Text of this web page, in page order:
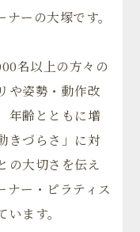
ーの大塚です。
名以上の方々の
や姿勢・動作改
年齢とともに増
きづらさ」に対
の大切さを伝え
ナー・ピラティス
ます。